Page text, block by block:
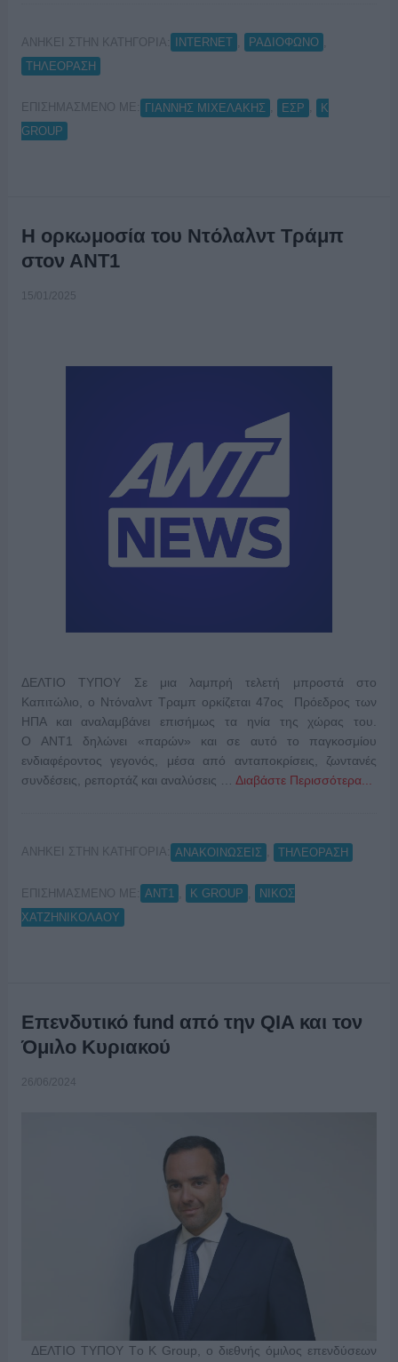
ΑΝΗΚΕΙ ΣΤΗΝ ΚΑΤΗΓΟΡΙΑ: INTERNET ΡΑΔΙΟΦΩΝΟ
ΤΗΛΕΟΡΑΣΗ
ΕΠΙΣΗΜΑΣΜΕΝΟ ΜΕ: ΓΙΑΝΝΗΣ ΜΙΧΕΛΑΚΗΣ ΕΣΡ
Κ
GROUP
Η ορκωμοσία του Ντόλαλντ Τράμπ
στον ΑΝΤ1
15/01/2025
ΔΕΛΤΙΟ ΤΥΠΟΥ Σε μια λαμπρή τελετή μπροστά στο
Καπιτώλιο, ο Ντόναλντ Τραμπ ορκίζεται 47ος Πρόεδρος των
ΗΠΑ και αναλαμβάνει επισήμως τα ηνία της χώρας του.
Ο ΑΝΤ1 δηλώνει «παρών» και σε αυτό το παγκοσμίου
ενδιαφέροντος γεγονός, μέσα από ανταποκρίσεις, ζωντανές
συνδέσεις, ρεπορτάζ και αναλύσεις … Διαβάστε Περισσότερα...
ΑΝΗΚΕΙ ΣΤΗΝ ΚΑΤΗΓΟΡΙΑ: ΑΝΑΚΟΙΝΩΣΕΙΣ ΤΗΛΕΟΡΑΣΗ
ΕΠΙΣΗΜΑΣΜΕΝΟ ΜΕ: ΑΝΤ1 Κ GROUP
ΝΙΚΟΣ
ΧΑΤΖΗΝΙΚΟΛΑΟΥ
Eπενδυτικό fund από την QIA και τον
Όμιλο Κυριακού
26/06/2024
ΔΕΛΤΙΟ ΤΥΠΟΥ Tο Κ Group, ο διεθνής όμιλος επενδύσεων